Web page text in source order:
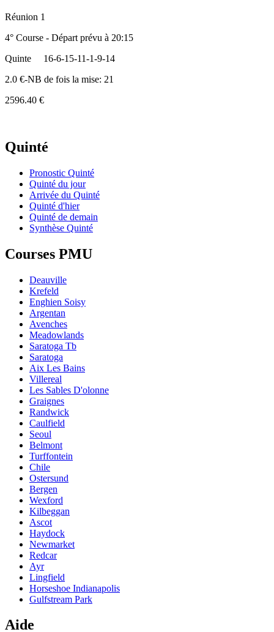
Réunion 1
4° Course - Départ prévu à 20:15
Quinte
16-6-15-11-1-9-14
2.0 €-NB de fois la mise: 21
2596.40 €
Quinté
Pronostic Quinté
Quinté du jour
Arrivée du Quinté
Quinté d'hier
Quinté de demain
Synthèse Quinté
Courses PMU
Deauville
Krefeld
Enghien Soisy
Argentan
Avenches
Meadowlands
Saratoga Tb
Saratoga
Aix Les Bains
Villereal
Les Sables D'olonne
Graignes
Randwick
Caulfield
Seoul
Belmont
Turffontein
Chile
Ostersund
Bergen
Wexford
Kilbeggan
Ascot
Haydock
Newmarket
Redcar
Ayr
Lingfield
Horseshoe Indianapolis
Gulfstream Park
Aide